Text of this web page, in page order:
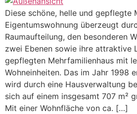
Diese schöne, helle und gepflegte
Eigentumswohnung überzeugt
Raumaufteilung, den besonderen
zwei Ebenen sowie ihre attraktive
gepflegten Mehrfamilienhaus mit
Wohneinheiten. Das im Jahr 1998
wird durch eine Hausverwaltung
sich auf einem insgesamt 707 m²
Mit einer Wohnfläche von ca. […]